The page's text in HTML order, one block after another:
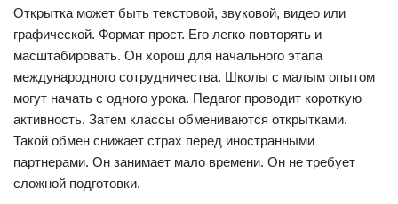
Открытка может быть текстовой, звуковой, видео или
графической. Формат прост. Его легко повторять и
масштабировать. Он хорош для начального этапа
международного сотрудничества. Школы с малым опытом
могут начать с одного урока. Педагог проводит короткую
активность. Затем классы обмениваются открытками.
Такой обмен снижает страх перед иностранными
партнерами. Он занимает мало времени. Он не требует
сложной подготовки.